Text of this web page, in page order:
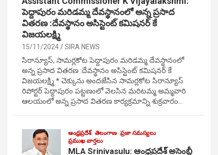
పెద్దాపురం మరిడమ్మ దేవస్థానంలో అన్న ప్రసాద
వితరణ :దేవస్థానం అసిస్టెంట్ కమిషనర్ కే
విజయలక్ష్మి
15/11/2024 SIRA NEWS
సిరాన్యూస్, సామర్లకోట పెద్దాపురం మరిడమ్మ దేవస్థానంలో
అన్న ప్రసాద వితరణ :దేవస్థానం అసిస్టెంట్ కమిషనర్ కే
విజయలక్ష్మి * చెక్కును అందజేసిన సామర్లకోట సిరాన్యూస్
రిపోర్టర్ పెద్దాపురం పట్టణంలో వెలసిన మరిటమ్మ అమ్మవారి
ఆలయంలో అన్న ప్రసాద వితరణ కార్యక్రమాన్ని శుక్రవారం…
ఆంధ్రప్రదేశ్ తెలంగాణ ప్రజా సమస్యలు
ప్రముఖ వార్తలు
MLA Srinivasulu: ఆంధ్రప్రదేశ్ అసెంబ్లీ